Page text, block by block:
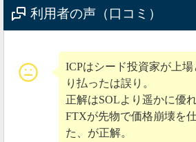
利用者の声（口コミ）
ICPはシード投資家が上
り払ったは誤り。
正解はSOLより遥かに優
FTXが先物で価格崩壊を
た、が正解。